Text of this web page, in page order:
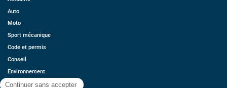
Auto
Moto
Sport mécanique
Code et permis
Conseil
Environnement
Économie